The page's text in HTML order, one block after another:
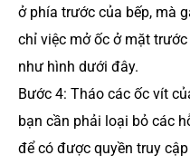
ở phía trước của bếp, mà
chỉ việc mở ốc ở mặt
như hình dưới đây.
Bước 4: Tháo các ốc vít
bạn cần phải loại bỏ các
để có được quyền truy